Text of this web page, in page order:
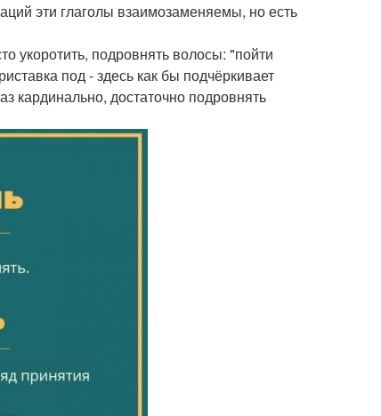
эти глаголы взаимозаменяемы, но есть
укоротить, подровнять волосы: "пойти
под - здесь как бы подчёркивает
кардинально, достаточно подровнять